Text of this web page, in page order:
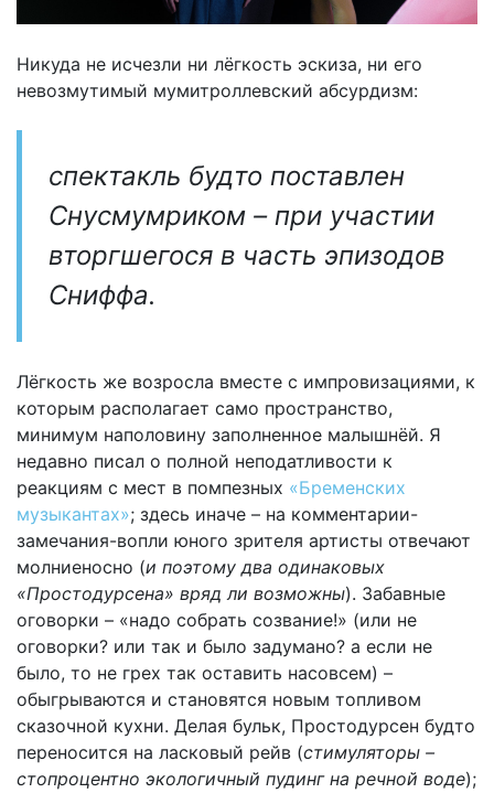
Никуда не исчезли ни лёгкость эскиза, ни его
невозмутимый мумитроллевский абсурдизм:
спектакль будто поставлен
Снусмумриком – при участии
вторгшегося в часть эпизодов
Сниффа.
Лёгкость же возросла вместе с импровизациями, к
которым располагает само пространство,
минимум наполовину заполненное малышнёй. Я
недавно писал о полной неподатливости к
реакциям с мест в помпезных «Бременских
музыкантах»; здесь иначе – на комментарии-
замечания-вопли юного зрителя артисты отвечают
молниеносно (и поэтому два одинаковых
«Простодурсена» вряд ли возможны). Забавные
оговорки – «надо собрать созвание!» (или не
оговорки? или так и было задумано? а если не
было, то не грех так оставить насовсем) –
обыгрываются и становятся новым топливом
сказочной кухни. Делая бульк, Простодурсен будто
переносится на ласковый рейв (стимуляторы –
стопроцентно экологичный пудинг на речной воде);